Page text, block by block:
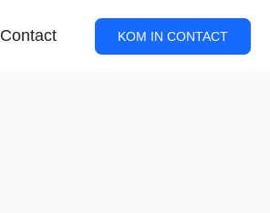
Contact KOM IN CONTACT